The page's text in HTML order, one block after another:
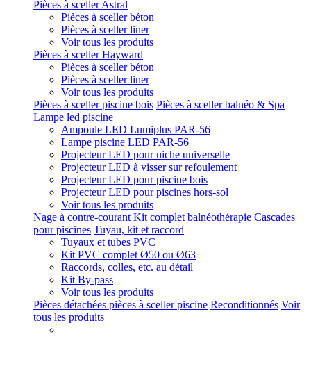
Pièces à sceller Astral
Pièces à sceller béton
Pièces à sceller liner
Voir tous les produits
Pièces à sceller Hayward
Pièces à sceller béton
Pièces à sceller liner
Voir tous les produits
Pièces à sceller piscine bois Pièces à sceller balnéo & Spa
Lampe led piscine
Ampoule LED Lumiplus PAR-56
Lampe piscine LED PAR-56
Projecteur LED pour niche universelle
Projecteur LED à visser sur refoulement
Projecteur LED pour piscine bois
Projecteur LED pour piscines hors-sol
Voir tous les produits
Nage à contre-courant Kit complet balnéothérapie Cascades
pour piscines Tuyau, kit et raccord
Tuyaux et tubes PVC
Kit PVC complet Ø50 ou Ø63
Raccords, colles, etc. au détail
Kit By-pass
Voir tous les produits
Pièces détachées pièces à sceller piscine Reconditionnés Voir
tous les produits